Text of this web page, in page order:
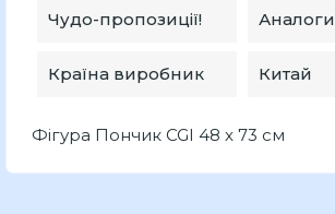
Чудо-пропозиції! Аналоги
Країна виробник Китай
Фігура Пончик CGI 48 x 73 см